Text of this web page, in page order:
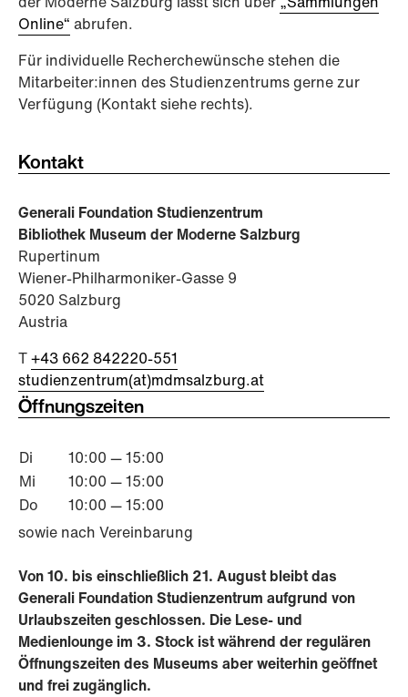
Online“ abrufen.
Für individuelle Recherchewünsche stehen die
Mitarbeiter:innen des Studienzentrums gerne zur
Verfügung (Kontakt siehe rechts).
Kontakt
Generali Foundation Studienzentrum
Bibliothek Museum der Moderne Salzburg
Rupertinum
Wiener-Philharmoniker-Gasse 9
5020 Salzburg
Austria
T+43 662 842220-551
studienzentrum(at)mdmsalzburg.at
Öffnungszeiten
Di
10:00 — 15:00
Mi
10:00 — 15:00
Do
10:00 — 15:00
sowie nach Vereinbarung
Von 10. bis einschließlich 21. August bleibt das
Generali Foundation Studienzentrum aufgrund von
Urlaubszeiten geschlossen. Die Lese- und
Medienlounge im 3. Stock ist während der regulären
Öffnungszeiten des Museums aber weiterhin geöffnet
und frei zugänglich.